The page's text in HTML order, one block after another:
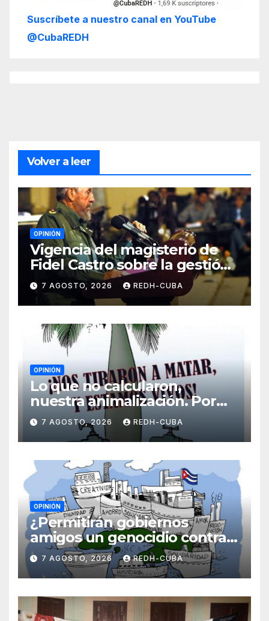
Suscríbete a nuestro canal en YouTube
@CubaREDH
Volver a leer
OPINIÓN
Vigencia del magisterio de
Fidel Castro sobre la gestión
del liderazgo revolucionario.
Por Jorge Luís Guach Estévez
7 AGOSTO, 2026 REDH-CUBA
OPINIÓN
Lo que no calcularon,
nuestra animalización. Por
Laidi Fernández de Juan
7 AGOSTO, 2026 REDH-CUBA
OPINIÓN
¿Permitirán gobiernos
amigos un genocidio contra
Cuba? Por Hedelberto López
Blanch
7 AGOSTO, 2026 REDH-CUBA